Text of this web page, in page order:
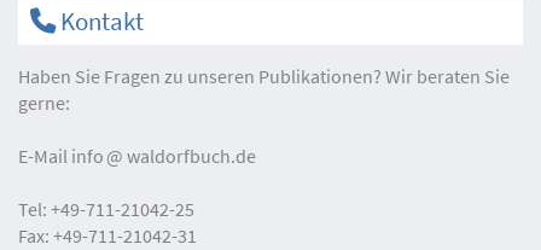
Kontakt
Haben Sie Fragen zu unseren Publikationen? Wir beraten Sie
gerne:
E-Mail info waldorfbuch.de
Tel: +49-711-21042-25
Fax: +49-711-21042-31